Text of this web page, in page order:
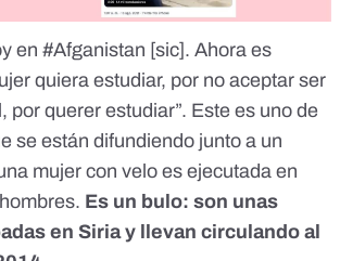
en #Afganistan [sic]. Ahora es
quiera estudiar, por no aceptar ser
por querer estudiar”. Este es uno de
se están difundiendo junto a un
mujer con velo es ejecutada en
Es un bulo: son unas
en Siria y llevan circulando al